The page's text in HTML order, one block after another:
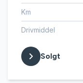
Km
Drivmiddel
Solgt